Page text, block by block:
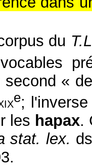
du
second «
e;
les hapax.
stat. lex.